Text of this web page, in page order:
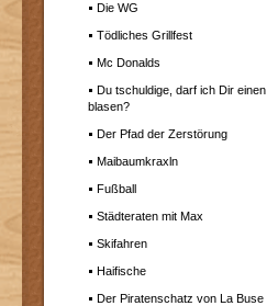
Die WG
Tödliches Grillfest
Mc Donalds
Du tschuldige, darf ich Dir einen
blasen?
Der Pfad der Zerstörung
Maibaumkraxln
Fußball
Städteraten mit Max
Skifahren
Haifische
Der Piratenschatz von La Buse